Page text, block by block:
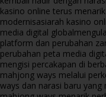
kasino online terus
modernisasiarah kasino
media digital global
platform dan perubahan
perubahan peta media
mengisi percakapan di
mahjong ways melalui
ways dan narasi baru